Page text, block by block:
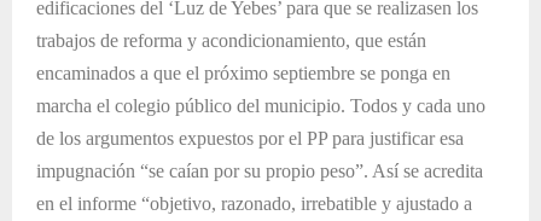
edificaciones del ‘Luz de Yebes’ para que se realizasen los
trabajos de reforma y acondicionamiento, que están
encaminados a que el próximo septiembre se ponga en
marcha el colegio público del municipio. Todos y cada uno
de los argumentos expuestos por el PP para justificar esa
impugnación “se caían por su propio peso”. Así se acredita
en el informe “objetivo, razonado, irrebatible y ajustado a